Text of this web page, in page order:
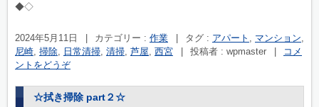
◆◇
2024年5月11日 | カテゴリー : 作業 | タグ : アパート マンション
尼崎 掃除 日常清掃 清掃 芦屋 西宮 | 投稿者 : wpmaster |
コメ
ントをどうぞ
☆拭き掃除 part２☆